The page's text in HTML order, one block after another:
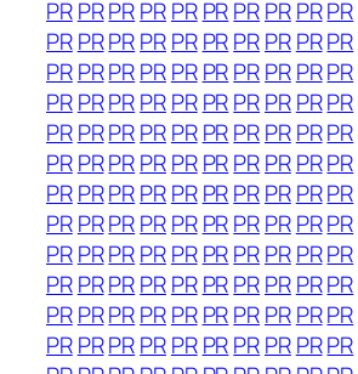
PRPRPRPRPR PRPRPRPRPR
PRPRPRPRPR PRPRPRPRPR
PRPRPRPRPR PRPRPRPRPR
PRPRPRPRPR PRPRPRPRPR
PRPRPRPRPR PRPRPRPRPR
PRPRPRPRPR PRPRPRPRPR
PRPRPRPRPR PRPRPRPRPR
PRPRPRPRPR PRPRPRPRPR
PRPRPRPRPR PRPRPRPRPR
PRPRPRPRPR PRPRPRPRPR
PRPRPRPRPR PRPRPRPRPR
PRPRPRPRPR PRPRPRPRPR